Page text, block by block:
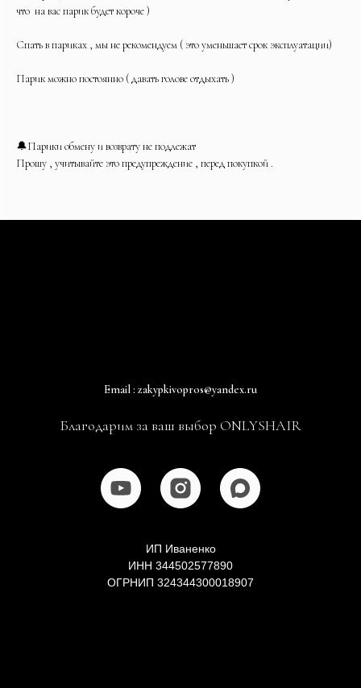
что на вас парик будет короче )
Спать в париках , мы не рекомендуем ( это уменьшает срок эксплуатации)
Парик можно постоянно ( давать голове отдыхать )
🔔Парики обмену и возврату не подлежат
Прошу , учитывайте это предупреждение , перед покупкой .
Email : zakypkivopros@yandex.ru
Благодарим за ваш выбор ONLYSHAIR
ИП Иваненко
ИНН 344502577890
ОГРНИП 324344300018907